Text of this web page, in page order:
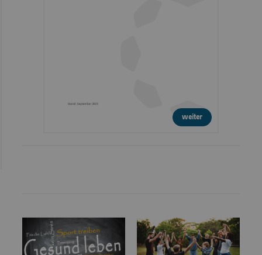
weiter